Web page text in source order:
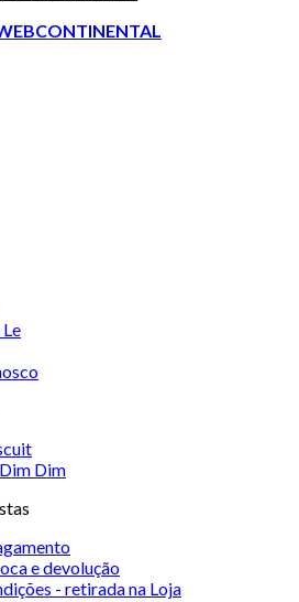
Dim
e devolução
- retirada na Loja